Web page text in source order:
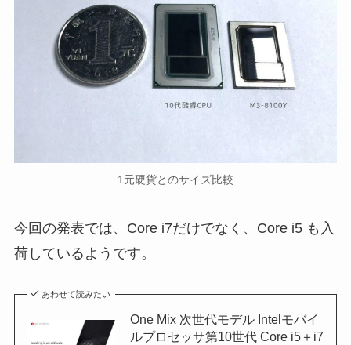
1元硬貨とのサイズ比較
今回の発表では、Core i7だけでなく、Core i5 も入
荷しているようです。
あわせて読みたい
One Mix 次世代モデル Intelモバイ
ルプロセッサ第10世代 Core i5＋i7